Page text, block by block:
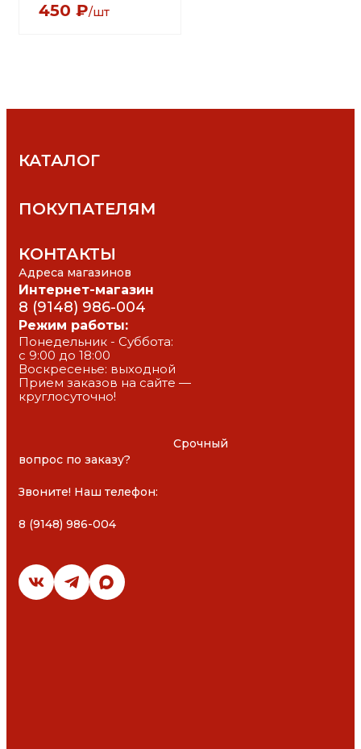
450 ₽/шт
КАТАЛОГ
ПОКУПАТЕЛЯМ
КОНТАКТЫ
Адреса магазинов
Интернет-магазин
8 (9148) 986-004
Режим работы:
Понедельник - Суббота:
с 9:00 до 18:00
Воскресенье: выходной
Прием заказов на сайте —
круглосуточно!
вопрос по заказу?
Звоните! Наш телефон:
8 (9148) 986-004